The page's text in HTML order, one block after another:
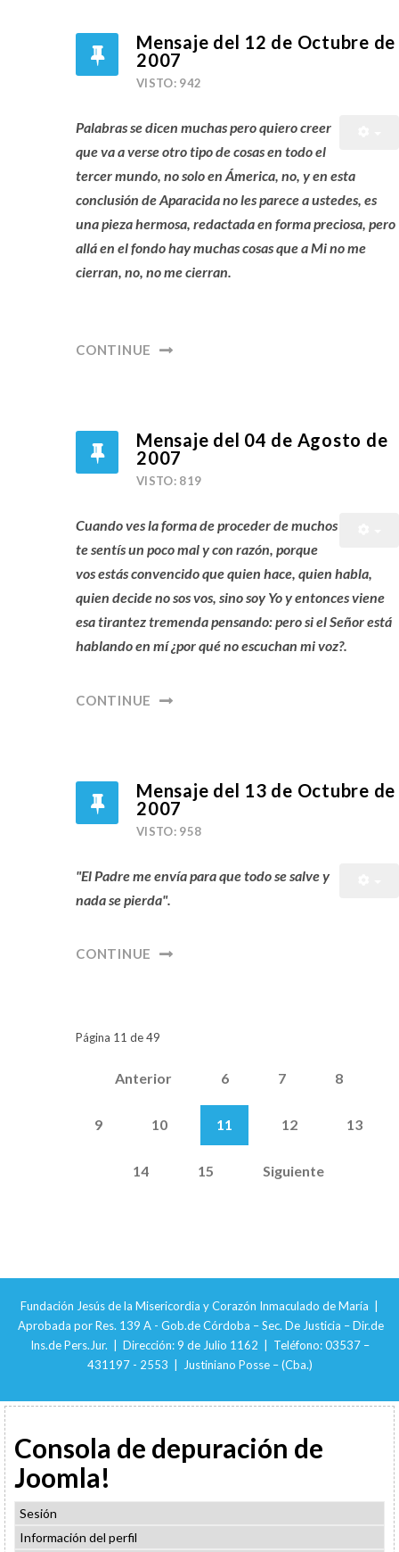
Mensaje del 12 de Octubre de
2007
VISTO: 942
Palabras se dicen muchas pero quiero creer
que va a verse otro tipo de cosas en todo el
tercer mundo, no solo en Ámerica, no, y en esta
conclusión de Aparacida no les parece a ustedes, es
una pieza hermosa, redactada en forma preciosa, pero
allá en el fondo hay muchas cosas que a Mi no me
cierran, no, no me cierran.
CONTINUE
Mensaje del 04 de Agosto de
2007
VISTO: 819
Cuando ves la forma de proceder de muchos
te sentís un poco mal y con razón, porque
vos estás convencido que quien hace, quien habla,
quien decide no sos vos, sino soy Yo y entonces viene
esa tirantez tremenda pensando: pero si el Señor está
hablando en mí ¿por qué no escuchan mi voz?.
CONTINUE
Mensaje del 13 de Octubre de
2007
VISTO: 958
"El Padre me envía para que todo se salve y
nada se pierda".
CONTINUE
Página 11 de 49
Anterior 6 7 8
9 10 11 12 13
14 15 Siguiente
Fundación Jesús de la Misericordia y Corazón Inmaculado de María |
Aprobada por Res. 139 A - Gob.de Córdoba – Sec. De Justicia – Dir.de
Ins.de Pers.Jur. | Dirección: 9 de Julio 1162 | Teléfono: 03537 –
431197 - 2553 | Justiniano Posse – (Cba.)
Consola de depuración de
Joomla!
Sesión
Información del perfil